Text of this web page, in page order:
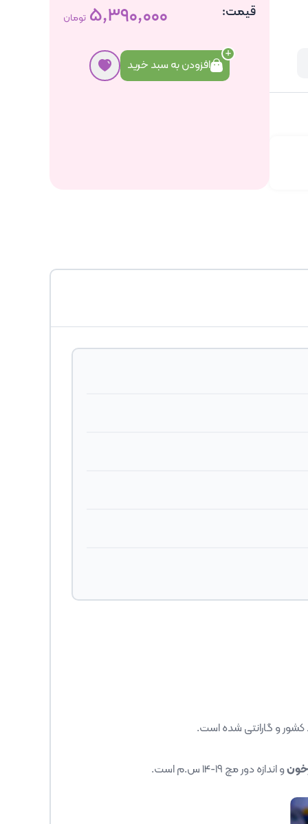
قیمت: ۵٬۳۹۰٬۰۰۰ تومان
افزودن به سبد خرید
کشور و گارانتی شده است.
و اندازه دور مچ 19-14 س.م است.